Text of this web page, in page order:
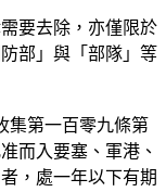
要去除，亦僅限於
部」與「部隊」等
集第一百零九條第
而入要塞、軍港、
，處一年以下有期